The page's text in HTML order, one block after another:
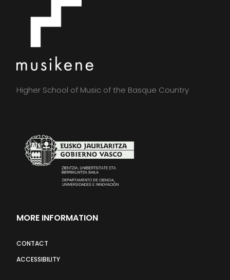
Higher School of Music of the Basque Country
MORE INFORMATION
CONTACT
ACCESSIBILITY